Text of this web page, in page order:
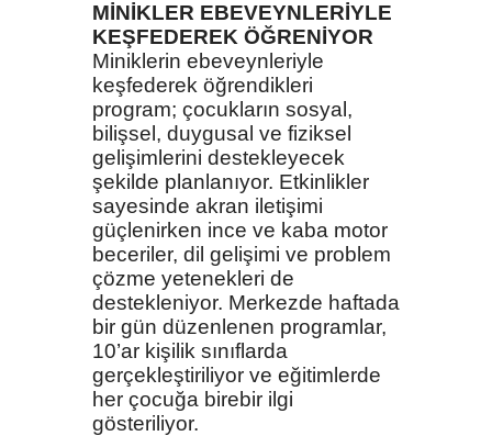
MİNİKLER EBEVEYNLERİYLE
KEŞFEDEREK ÖĞRENİYOR
Miniklerin ebeveynleriyle
keşfederek öğrendikleri
program; çocukların sosyal,
bilişsel, duygusal ve fiziksel
gelişimlerini destekleyecek
şekilde planlanıyor. Etkinlikler
sayesinde akran iletişimi
güçlenirken ince ve kaba motor
beceriler, dil gelişimi ve problem
çözme yetenekleri de
destekleniyor. Merkezde haftada
bir gün düzenlenen programlar,
10’ar kişilik sınıflarda
gerçekleştiriliyor ve eğitimlerde
her çocuğa birebir ilgi
gösteriliyor.